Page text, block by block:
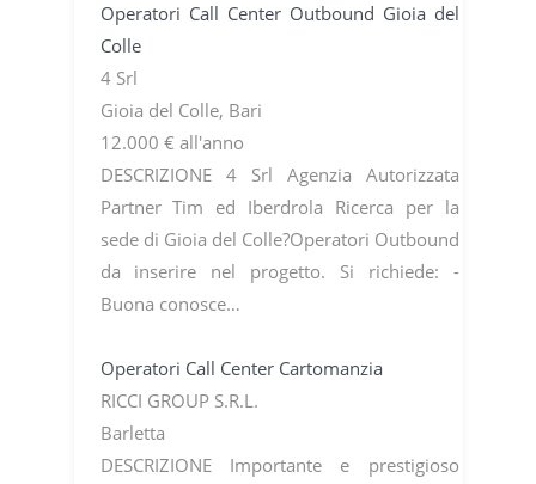
Operatori Call Center Outbound Gioia del
Colle
4 Srl
Gioia del Colle, Bari
12.000 € all'anno
DESCRIZIONE 4 Srl Agenzia Autorizzata
Partner Tim ed Iberdrola Ricerca per la
sede di Gioia del Colle?Operatori Outbound
da inserire nel progetto. Si richiede: -
Buona conosce…
Operatori Call Center Cartomanzia
RICCI GROUP S.R.L.
Barletta
DESCRIZIONE Importante e prestigioso